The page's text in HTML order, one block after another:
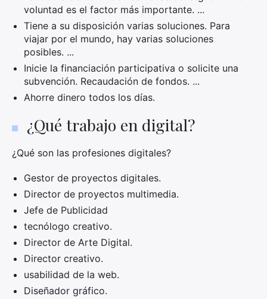
voluntad es el factor más importante. ...
Tiene a su disposición varias soluciones. Para
viajar por el mundo, hay varias soluciones
posibles. ...
Inicie la financiación participativa o solicite una
subvención. Recaudación de fondos. ...
Ahorre dinero todos los días.
¿Qué trabajo en digital?
¿Qué son las profesiones digitales?
Gestor de proyectos digitales.
Director de proyectos multimedia.
Jefe de Publicidad
tecnólogo creativo.
Director de Arte Digital.
Director creativo.
usabilidad de la web.
Diseñador gráfico.
Busca: